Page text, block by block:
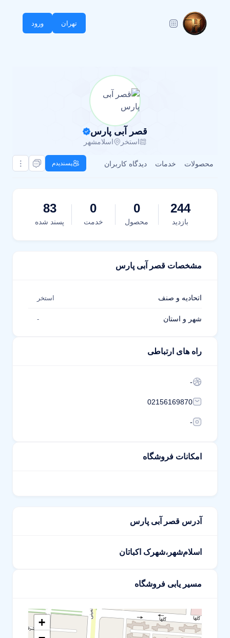
تهران ورود
قصر آبی پارس
استخر اسلامشهر
محصولات خدمات دیدگاه کاربران پسندیدم
244
بازدید
0
محصول
0
خدمت
83
پسند شده
مشخصات قصر آبی پارس
اتحادیه و صنف استخر
شهر و استان -
راه های ارتباطی
-
02156169870
-
امکانات فروشگاه
آدرس قصر آبی پارس
اسلام‌شهر،شهرک اکباتان
مسیر یابی فروشگاه
+